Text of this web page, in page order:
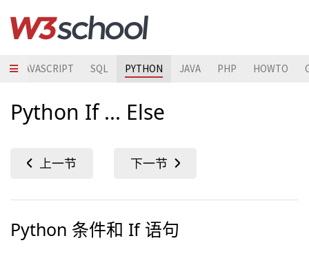
JAVASCRIPT SQL PYTHON JAVA PHP HOWTO
Python If ... Else
Python 条件和 If 语句